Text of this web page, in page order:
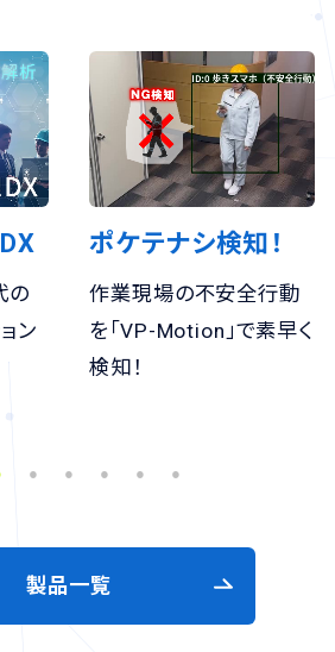
ポケテナシ検知！
作業現場の不安全行動
を「VP-Motion」で素早く
マル
を自
製品一覧